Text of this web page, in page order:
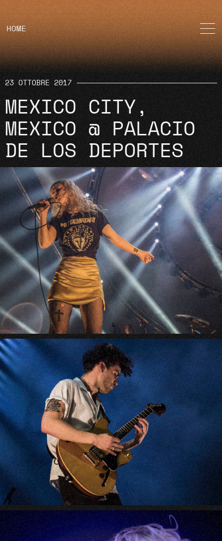
HOME
23 OTTOBRE 2017
MEXICO CITY,
MEXICO @ PALACIO
DE LOS DEPORTES